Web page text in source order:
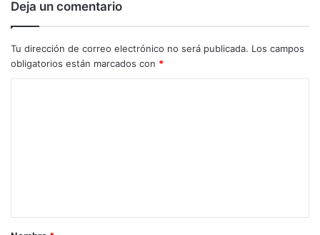
Deja un comentario
Tu dirección de correo electrónico no será publicada. Los campos
obligatorios están marcados con *
a